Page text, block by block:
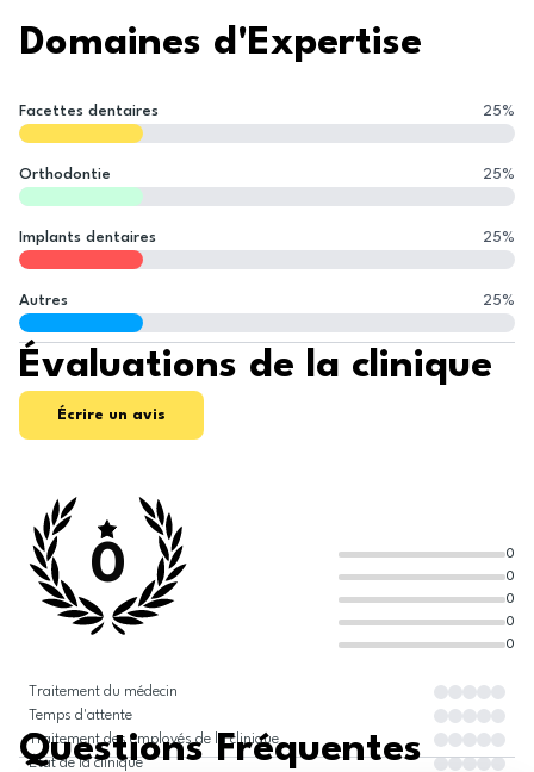
Domaines d'Expertise
Facettes dentaires 25%
Orthodontie 25%
Implants dentaires 25%
Autres 25%
Évaluations de la clinique
Écrire un avis
0
0
0
0
0
0
Traitement du médecin
Temps d'attente
Traitement des employés de la clinique
État de la clinique
Questions Fréquentes